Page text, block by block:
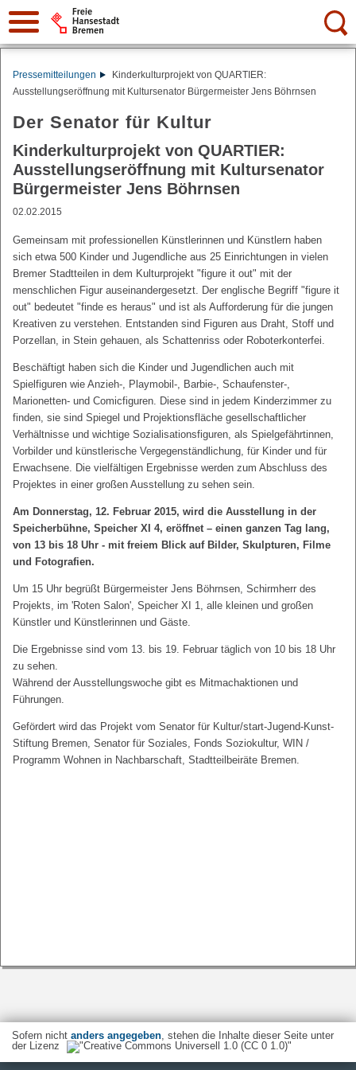
Suche:
Pressemitteilungen
Kinderkulturprojekt von QUARTIER:
Ausstellungseröffnung mit Kultursenator Bürgermeister Jens Böhrnsen
Der Senator für Kultur
Kinderkulturprojekt von QUARTIER:
Ausstellungseröffnung mit Kultursenator
Bürgermeister Jens Böhrnsen
02.02.2015
Gemeinsam mit professionellen Künstlerinnen und Künstlern haben
sich etwa 500 Kinder und Jugendliche aus 25 Einrichtungen in vielen
Bremer Stadtteilen in dem Kulturprojekt "figure it out" mit der
menschlichen Figur auseinandergesetzt. Der englische Begriff "figure it
out" bedeutet "finde es heraus" und ist als Aufforderung für die jungen
Kreativen zu verstehen. Entstanden sind Figuren aus Draht, Stoff und
Porzellan, in Stein gehauen, als Schattenriss oder Roboterkonterfei.
Beschäftigt haben sich die Kinder und Jugendlichen auch mit
Spielfiguren wie Anzieh-, Playmobil-, Barbie-, Schaufenster-,
Marionetten- und Comicfiguren. Diese sind in jedem Kinderzimmer zu
finden, sie sind Spiegel und Projektionsfläche gesellschaftlicher
Verhältnisse und wichtige Sozialisationsfiguren, als Spielgefährtinnen,
Vorbilder und künstlerische Vergegenständlichung, für Kinder und für
Erwachsene. Die vielfältigen Ergebnisse werden zum Abschluss des
Projektes in einer großen Ausstellung zu sehen sein.
Am Donnerstag, 12. Februar 2015, wird die Ausstellung in der
Speicherbühne, Speicher XI 4, eröffnet – einen ganzen Tag lang,
von 13 bis 18 Uhr - mit freiem Blick auf Bilder, Skulpturen, Filme
und Fotografien.
Um 15 Uhr begrüßt Bürgermeister Jens Böhrnsen, Schirmherr des
Projekts, im 'Roten Salon', Speicher XI 1, alle kleinen und großen
Künstler und Künstlerinnen und Gäste.
Die Ergebnisse sind vom 13. bis 19. Februar täglich von 10 bis 18 Uhr
zu sehen.
Während der Ausstellungswoche gibt es Mitmachaktionen und
Führungen.
Gefördert wird das Projekt vom Senator für Kultur/start-Jugend-Kunst-
Stiftung Bremen, Senator für Soziales, Fonds Soziokultur, WIN /
Programm Wohnen in Nachbarschaft, Stadtteilbeiräte Bremen.
Sofern nicht anders angegeben, stehen die Inhalte dieser Seite unter
der Lizenz